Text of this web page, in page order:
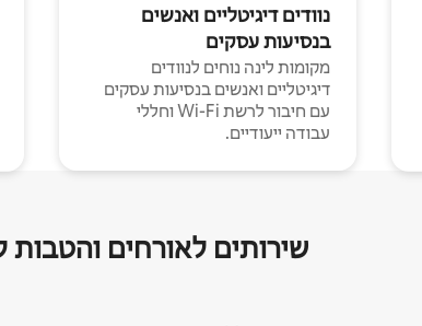
נוודים דיגיטליים ואנשים
בנסיעות עסקים
מקומות לינה נוחים לנוודים
דיגיטליים ואנשים בנסיעות עסקים
עם חיבור לרשת Wi-Fi וחללי
עבודה ייעודיים.
שירותים לאורחים והטבות